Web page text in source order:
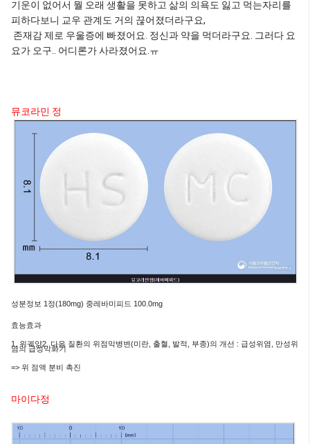
기운이 없어서 뭘 오래 생활을 못하고 삶의 의욕도 잃고 먹는자리를
피하다보니 교우 관계도 거의 끊어졌더라구요,
존재감 제로 우울증에 빠졌어요. 정신과 약을 먹더라구요. 그러다 요
요가 오구.. 어디론가 사라졌어요.ㅠ
뮤코라민 정
성분정보 1정(180mg) 중레바미피드 100.0mg
효능효과
1. 위궤양2. 다음 질환의 위점막병변(미란, 출혈, 발적, 부종)의 개선 : 급성위염, 만성위
염의 급성악화기
=> 위 점액 분비 촉진
마이다정